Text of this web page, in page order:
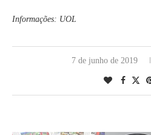
Informações: UOL
7 de junho de 2019